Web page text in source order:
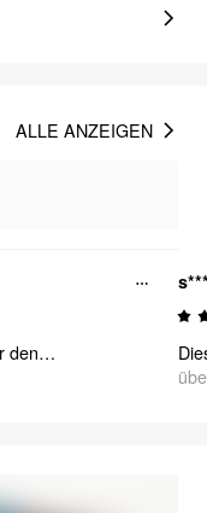
ALLE ANZEIGEN
Ich habe heute so viele Komplimente für den Waschgang dieser Jeans bekommen ⭐